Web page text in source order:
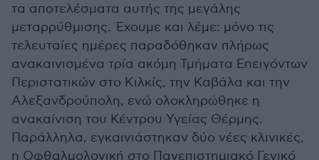
τα αποτελέσματα αυτής της μεγάλης
μεταρρύθμισης. Έχουμε και λέμε: μόνο τις
τελευταίες ημέρες παραδόθηκαν πλήρως
ανακαινισμένα τρία ακόμη Τμήματα Επειγόντων
Περιστατικών στο Κιλκίς, την Καβάλα και την
Αλεξανδρούπολη, ενώ ολοκληρώθηκε η
ανακαίνιση του Κέντρου Υγείας Θέρμης.
Παράλληλα, εγκαινιάστηκαν δύο νέες κλινικές,
η Οφθαλμολογική στο Πανεπιστημιακό Γενικό